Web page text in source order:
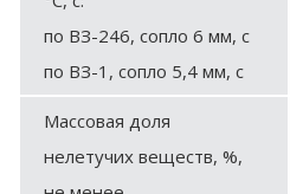
по ВЗ-246, сопло 6 мм, с
по ВЗ-1, сопло 5,4 мм, с
Массовая доля
нелетучих веществ, %,